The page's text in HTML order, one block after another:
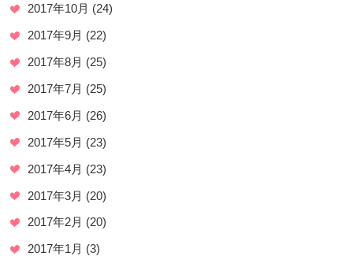
2017年10月 (24)
2017年9月 (22)
2017年8月 (25)
2017年7月 (25)
2017年6月 (26)
2017年5月 (23)
2017年4月 (23)
2017年3月 (20)
2017年2月 (20)
2017年1月 (3)